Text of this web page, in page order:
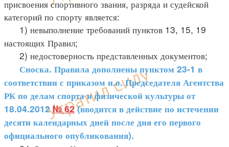
присвоения спортивного звания, разряда и судейской
категорий по спорту является:
1) невыполнение требований пунктов 13, 15, 19
настоящих Правил;
2) недостоверность представленных документов;
Сноска. Правила дополнены пунктом 23-1 в
соответствии с приказом и.о. Председателя Агентства
РК по делам спорта и физической культуры от
18.04.2012№ 62(вводится в действие по истечении
десяти календарных дней после дня его первого
официального опубликования).